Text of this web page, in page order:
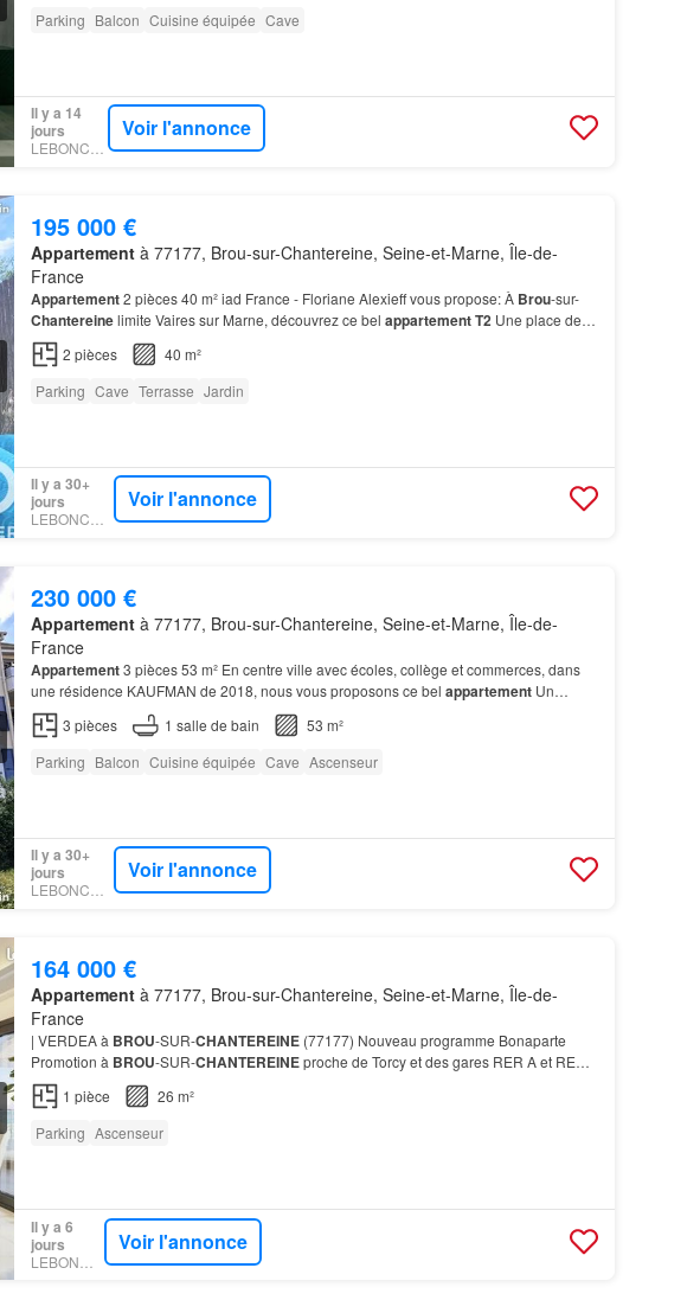
Parking Balcon Cuisine équipée Cave
Il y a 14
jours
Voir l'annonce
195 000 €
Appartementà 77177, Brou-sur-Chantereine, Seine-et-Marne, Île-de-
France
Appartement2 pièces 40 m² iad France - Floriane Alexieff vous propose: À Brou-sur-
Chantereinelimite Vaires sur Marne, découvrez ce bel appartement T2 Une place de
parking en sous-sol complète ce bien…
2 pièces
40 m²
Parking Cave Terrasse Jardin
Il y a 30+
jours
Voir l'annonce
230 000 €
Appartementà 77177, Brou-sur-Chantereine, Seine-et-Marne, Île-de-
France
Appartement3 pièces 53 m² En centre ville avec écoles, collège et commerces, dans
une résidence KAUFMAN de 2018, nous vous proposons ce bel appartementUn
parking double en sous-sol complète ce bien.Vous trouverez également…
3 pièces 1 salle de bain
53 m²
Parking Balcon Cuisine équipée Cave Ascenseur
Il y a 30+
jours
Voir l'annonce
164 000 €
Appartementà 77177, Brou-sur-Chantereine, Seine-et-Marne, Île-de-
France
| VERDEA à BROU-SUR-CHANTEREINE(77177) Nouveau programme Bonaparte
Promotion à BROU-SUR-CHANTEREINEproche de Torcy et des gares RER A et RER
E Profitez Prix indiqués hors
1 pièce
26 m²
Parking Ascenseur
Il y a 6
jours
Voir l'annonce